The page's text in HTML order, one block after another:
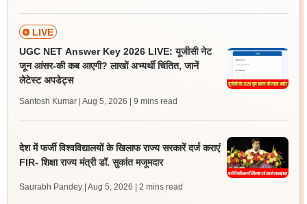
LIVE
UGC NET Answer Key 2026 LIVE: यूजीसी नेट
जून आंसर-की कब आएगी? लाखों अभ्यर्थी चिंतित, जानें
लेटेस्ट अपडेट्स
Santosh Kumar | Aug 5, 2026 | 9 mins read
देश में फर्जी विश्वविद्यालयों के खिलाफ राज्य सरकारें दर्ज कराएं
FIR- शिक्षा राज्य मंत्री डॉ. सुकांत मजूमदार
Saurabh Pandey | Aug 5, 2026 | 2 mins read